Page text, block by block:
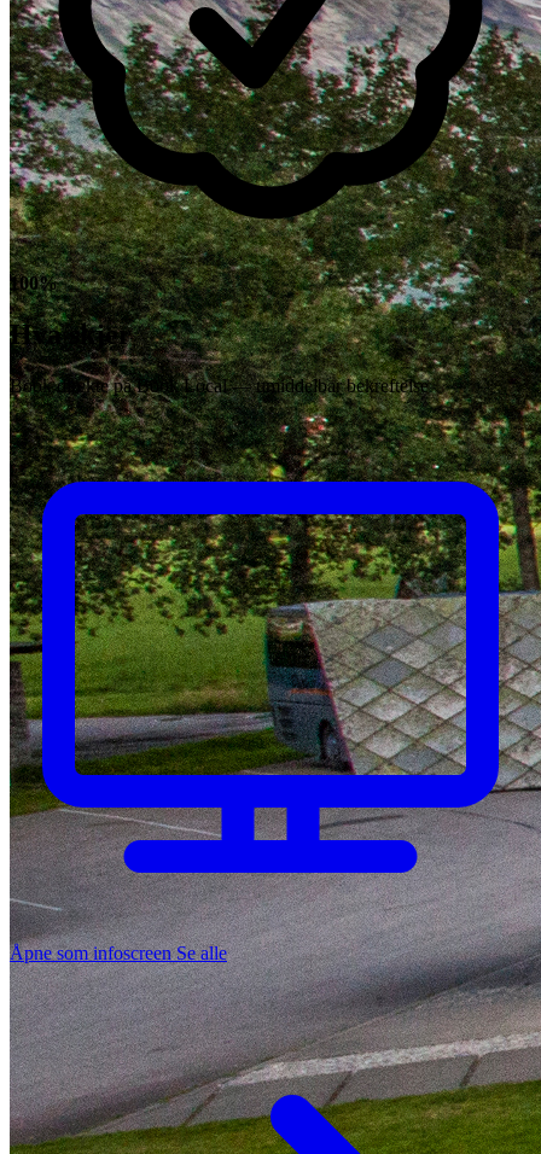
100%
Hva skjer
Book direkte på Book Local — umiddelbar bekreftelse
Åpne som infoscreenSe alle